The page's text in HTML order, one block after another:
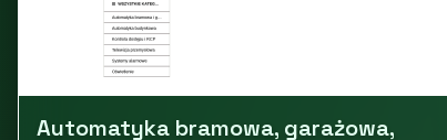
Automatyka bramowa, garażowa,